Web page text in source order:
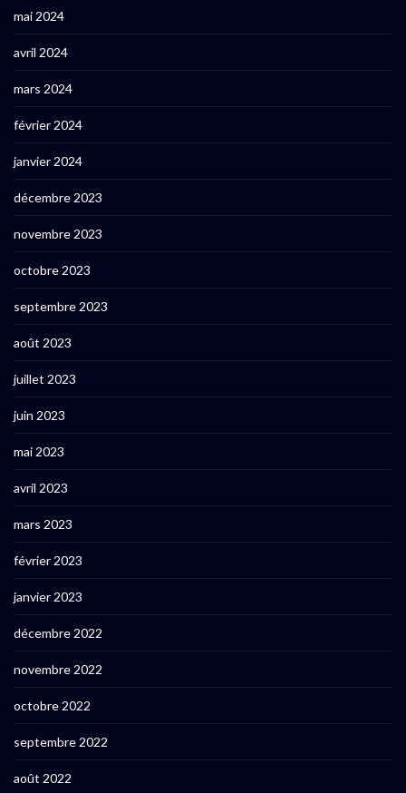
mai 2024
avril 2024
mars 2024
février 2024
janvier 2024
décembre 2023
novembre 2023
octobre 2023
septembre 2023
août 2023
juillet 2023
juin 2023
mai 2023
avril 2023
mars 2023
février 2023
janvier 2023
décembre 2022
novembre 2022
octobre 2022
septembre 2022
août 2022